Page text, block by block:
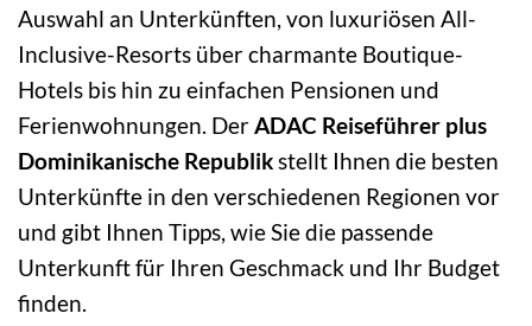
Auswahl an Unterkünften, von luxuriösen All-
Inclusive-Resorts über charmante Boutique-
Hotels bis hin zu einfachen Pensionen und
Ferienwohnungen. DerADAC Reiseführer plus
Dominikanische Republikstellt Ihnen die besten
Unterkünfte in den verschiedenen Regionen vor
und gibt Ihnen Tipps, wie Sie die passende
Unterkunft für Ihren Geschmack und Ihr Budget
finden.